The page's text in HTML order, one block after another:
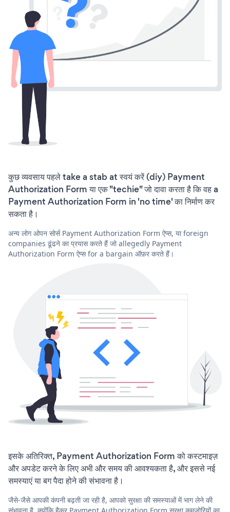
कुछ व्यवसाय पहले take a stab at स्वयं करें (diy) Payment
Authorization Form या एक "techie" जो दावा करता है कि वह a
Payment Authorization Form in 'no time' का निर्माण कर
सकता है।
अन्य लोग ओपन सोर्स Payment Authorization Form ऐप्स, या foreign
companies ढूंढने का प्रयास करते हैं जो allegedly Payment
Authorization Form ऐप्स for a bargain ऑफ़र करते हैं।
इसके अतिरिक्त, Payment Authorization Form को कस्टमाइज़
और अपडेट करने के लिए अभी और समय की आवश्यकता है, और इससे नई
समस्याएं या बग पैदा होने की संभावना है।
जैसे-जैसे आपकी कंपनी बढ़ती जा रही है, आपको सुरक्षा की समस्याओं में भाग लेने की